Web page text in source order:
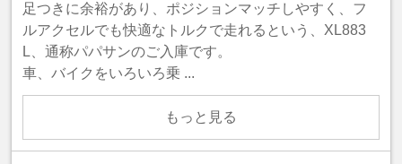
足つきに余裕があり、ポジションマッチしやすく、フ
ルアクセルでも快適なトルクで走れるという、XL883
L、通称パパサンのご入庫です。
車、バイクをいろいろ乗 ...
もっと見る